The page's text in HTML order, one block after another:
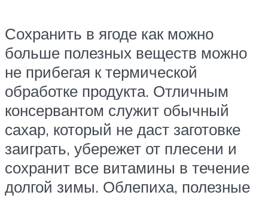
Сохранить в ягоде как можно
больше полезных веществ можно
не прибегая к термической
обработке продукта. Отличным
консервантом служит обычный
сахар, который не даст заготовке
заиграть, убережет от плесени и
сохранит все витамины в течение
долгой зимы. Облепиха, полезные